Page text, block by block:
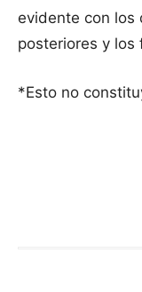
evidente con los
posteriores y los
*Esto no